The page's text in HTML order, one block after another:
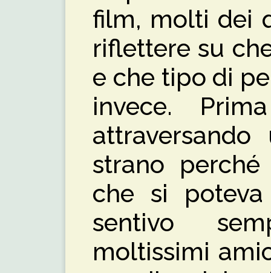
film, molti dei
riflettere su
e che tipo di
invece.
strano
che si
sentivo
moltissimi